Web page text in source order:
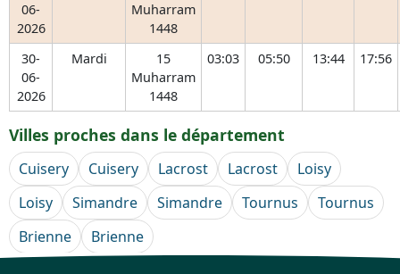
06-
2026
Muharram
1448
30-
06-
2026
Mardi
15
Muharram
1448
03:03 05:50 13:44 17:56
Villes proches dans le département
Cuisery Cuisery Lacrost Lacrost
Loisy
Loisy
Simandre Simandre Tournus
Tournus
Brienne
Brienne